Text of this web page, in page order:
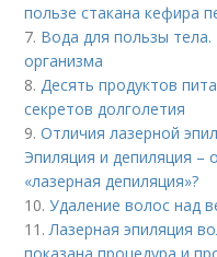
пользе стакана кефира
7. Вода для пользы
организма
8.Десять продуктов
секретов долголетия
9.Отличия лазерной
Эпиляция и депиляция –
«лазерная депиляция»?
10.Удаление волос над
11.Лазерная эпиляция